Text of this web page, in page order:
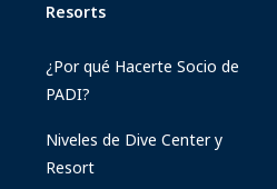
Resorts
¿Por qué Hacerte Socio de
PADI?
Niveles de Dive Center y
Resort